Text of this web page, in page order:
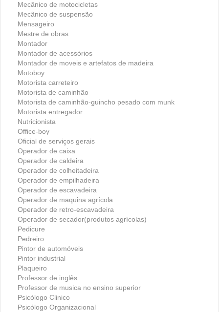
Mecânico de motocicletas
Mecânico de suspensão
Mensageiro
Mestre de obras
Montador
Montador de acessórios
Montador de moveis e artefatos de madeira
Motoboy
Motorista carreteiro
Motorista de caminhão
Motorista de caminhão-guincho pesado com munk
Motorista entregador
Nutricionista
Office-boy
Oficial de serviços gerais
Operador de caixa
Operador de caldeira
Operador de colheitadeira
Operador de empilhadeira
Operador de escavadeira
Operador de maquina agrícola
Operador de retro-escavadeira
Operador de secador(produtos agrícolas)
Pedicure
Pedreiro
Pintor de automóveis
Pintor industrial
Plaqueiro
Professor de inglês
Professor de musica no ensino superior
Psicólogo Clinico
Psicólogo Organizacional